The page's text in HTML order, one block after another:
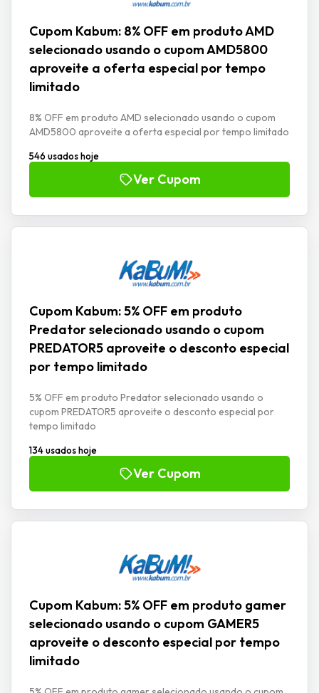
Cupom Kabum: 8% OFF em produto AMD
selecionado usando o cupom AMD5800
aproveite a oferta especial por tempo
limitado
8% OFF em produto AMD selecionado usando o cupom
AMD5800 aproveite a oferta especial por tempo limitado
546 usados hoje
Ver Cupom
Cupom Kabum: 5% OFF em produto
Predator selecionado usando o cupom
PREDATOR5 aproveite o desconto especial
por tempo limitado
5% OFF em produto Predator selecionado usando o
cupom PREDATOR5 aproveite o desconto especial por
tempo limitado
134 usados hoje
Ver Cupom
Cupom Kabum: 5% OFF em produto gamer
selecionado usando o cupom GAMER5
aproveite o desconto especial por tempo
limitado